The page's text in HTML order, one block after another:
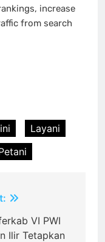
increase
from search
Layani
VI PWI
Ilir Tetapkan